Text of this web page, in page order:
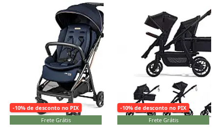
-10% de desconto no PIX
Frete Grátis
-10% de desconto no PIX
Frete Grátis